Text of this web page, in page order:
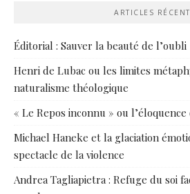
ARTICLES
Éditorial : Sauver la beauté de l’oubli
Henri de Lubac ou les limites
naturalisme théologique
« Le Repos inconnu » ou
Michael Haneke et la glaciation
spectacle de la violence
Andrea Tagliapietra : Refuge du soi